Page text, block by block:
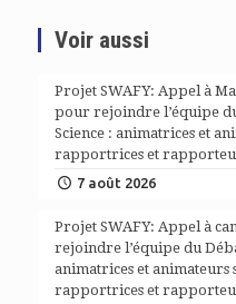
Voir aussi
Projet SWAFY: Appel à
pour rejoindre l’équipe
Science : animatrices et
rapportrices et
7 août 2026
Projet SWAFY: Appel à
rejoindre l’équipe du
animatrices et animateurs
rapportrices et